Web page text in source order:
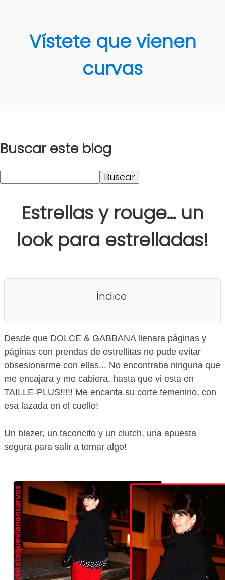
Vístete que vienen
curvas
Buscar este blog
Estrellas y rouge... un
look para estrelladas!
Índice
Desde que DOLCE & GABBANA llenara páginas y
páginas con prendas de estrellitas no pude evitar
obsesionarme con ellas... No encontraba ninguna que
me encajara y me cabiera, hasta que vi esta en
TAILLE-PLUS!!!!! Me encanta su corte femenino, con
esa lazada en el cuello!
Un blazer, un taconcito y un clutch, una apuesta
segura para salir a tomar algo!